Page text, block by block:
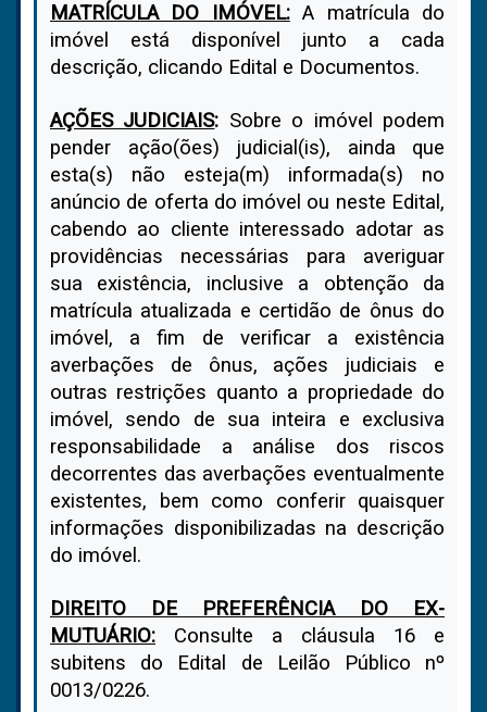
MATRÍCULA DO IMÓVEL:A matrícula do
imóvel está disponível junto a cada
descrição, clicando Edital e Documentos.
AÇÕES JUDICIAIS: Sobre o imóvel podem
pender ação(ões) judicial(is), ainda que
esta(s) não esteja(m) informada(s) no
anúncio de oferta do imóvel ou neste Edital,
cabendo ao cliente interessado adotar as
providências necessárias para averiguar
sua existência, inclusive a obtenção da
matrícula atualizada e certidão de ônus do
imóvel, a fim de verificar a existência
averbações de ônus, ações judiciais e
outras restrições quanto a propriedade do
imóvel, sendo de sua inteira e exclusiva
responsabilidade a análise dos riscos
decorrentes das averbações eventualmente
existentes, bem como conferir quaisquer
informações disponibilizadas na descrição
do imóvel.
DIREITO DE PREFERÊNCIA DO EX-
MUTUÁRIO: Consulte a cláusula 16 e
subitens do Edital de Leilão Público nº
0013/0226.